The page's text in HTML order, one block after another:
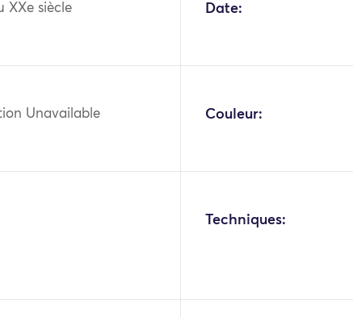
XXe siècle Date:
Unavailable Couleur:
Techniques: